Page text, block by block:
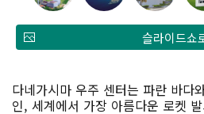
슬라이드쇼
다네가시마 우주 센터는 파란 바다
인, 세계에서 가장 아름다운 로켓